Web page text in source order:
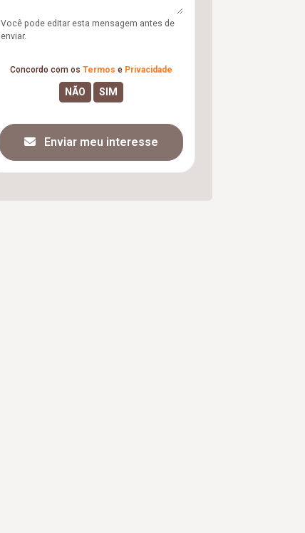
Você pode editar esta mensagem antes de
enviar.
Concordo com os Termos e Privacidade
Enviar meu interesse